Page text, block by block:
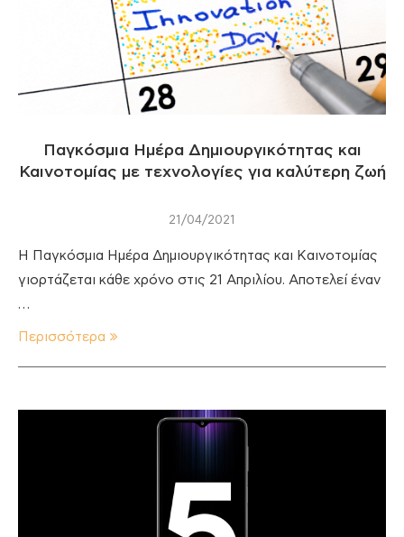
Παγκόσμια Ημέρα Δημιουργικότητας και
Καινοτομίας με τεχνολογίες για καλύτερη ζωή
21/04/2021
Η Παγκόσμια Ημέρα Δημιουργικότητας και Καινοτομίας
γιορτάζεται κάθε χρόνο στις 21 Απριλίου. Αποτελεί έναν
…
Περισσότερα